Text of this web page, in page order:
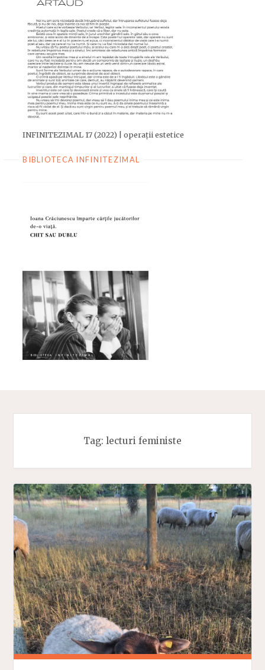
INFINITEZIMAL 17 (2022) | operații estetice
BIBLIOTECA INFINITEZIMAL
Tag: lecturi feministe